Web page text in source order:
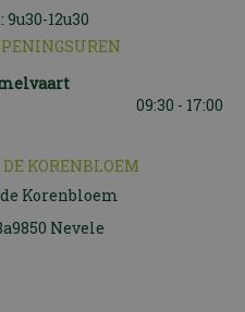
9u30-12u30
09:30 - 17:00
KORENBLOEM
Korenbloem
Nevele